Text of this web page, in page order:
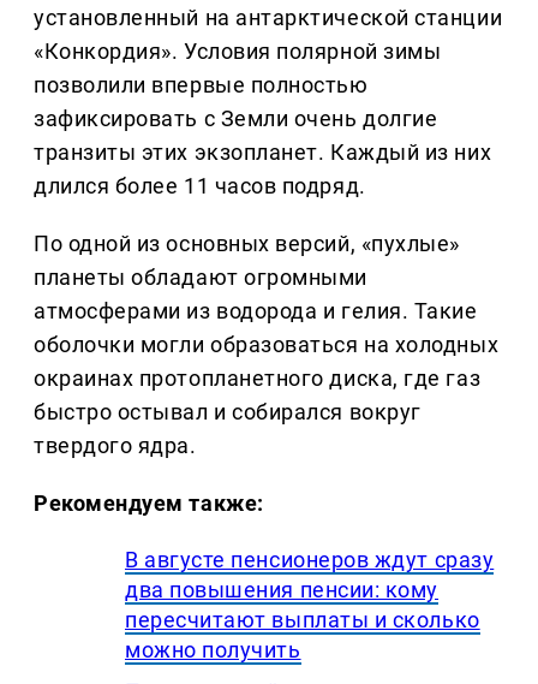
установленный на антарктической станции
«Конкордия». Условия полярной зимы
позволили впервые полностью
зафиксировать с Земли очень долгие
транзиты этих экзопланет. Каждый из них
длился более 11 часов подряд.
По одной из основных версий, «пухлые»
планеты обладают огромными
атмосферами из водорода и гелия. Такие
оболочки могли образоваться на холодных
окраинах протопланетного диска, где газ
быстро остывал и собирался вокруг
твердого ядра.
Рекомендуем также:
В августе пенсионеров ждут сразу
два повышения пенсии: кому
пересчитают выплаты и сколько
можно получить